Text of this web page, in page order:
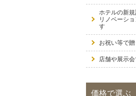
ホテルの新規
リノベーシ
す
お祝い等で
店舗や展示
価格で選ぶ